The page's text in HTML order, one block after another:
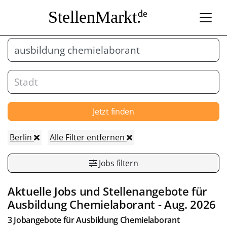
StellenMarkt.de
Jetzt finden
Berlin Alle Filter entfernen
Jobs filtern
Aktuelle Jobs und Stellenangebote für
Ausbildung Chemielaborant - Aug. 2026
3 Jobangebote fürAusbildung Chemielaborant